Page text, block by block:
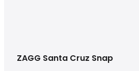
ZAGG Santa Cruz Snap